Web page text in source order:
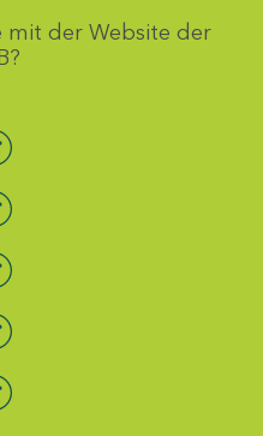
mit der Website der
auswählen